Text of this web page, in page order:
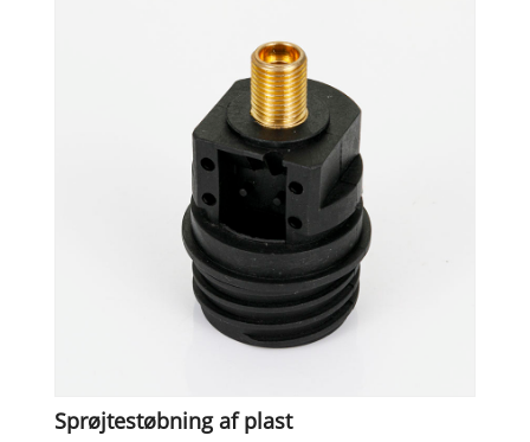
Sprøjtestøbning af plast